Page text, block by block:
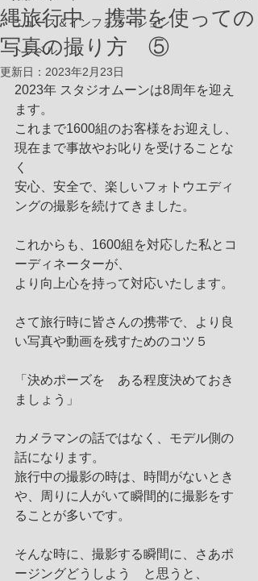
ニュース＆インフォメーション
トラベル
縄旅行中 携帯を使っての
写真の撮り方 ⑤
更新日： 2023年2月23日
2023年 スタジオムーンは8周年を迎え
ます。
これまで1600組のお客様をお迎えし、
現在まで事故やお叱りを受けることな
く
安心、安全で、楽しいフォトウエディ
ングの撮影を続けてきました。
これからも、1600組を対応した私とコ
ーディネーターが、
より向上心を持って対応いたします。
さて旅行時に皆さんの携帯で、より良
い写真や動画を残すためのコツ５
「決めポーズを　ある程度決めておき
ましょう」
カメラマンの話ではなく、モデル側の
話になります。
旅行中の撮影の時は、時間がないとき
や、周りに人がいて瞬間的に撮影をす
ることが多いです。
そんな時に、撮影する瞬間に、さあポ
ージングどうしよう　と思うと、